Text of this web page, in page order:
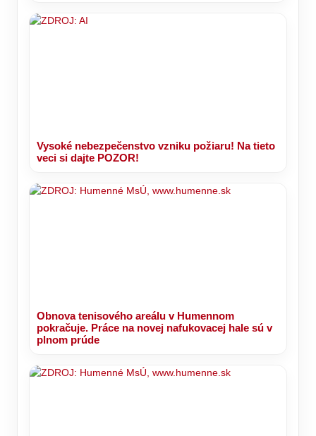
Vysoké nebezpečenstvo vzniku požiaru! Na tieto
veci si dajte POZOR!
Obnova tenisového areálu v Humennom
pokračuje. Práce na novej nafukovacej hale sú v
plnom prúde